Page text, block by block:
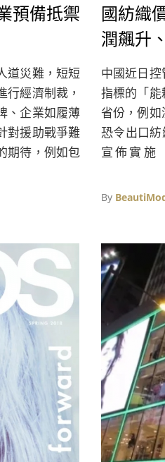
預備抵禦
道災難，短短
行經濟制裁，
、企業如履薄
對援助戰爭難
期待，例如包
國難民組織
國紡織
潤飆升
助非法
中國近日
指標的「
省份，例如
恐令出口
宣佈實施
Veneta、
By